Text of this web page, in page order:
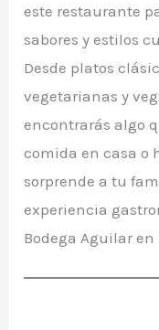
este restaurante
sabores y estilos
Desde platos
vegetarianas y
encontrarás algo
comida en casa o
sorprende a tu
experiencia
Bodega Aguilar en